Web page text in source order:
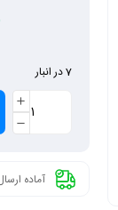
7 در انبار
آماده